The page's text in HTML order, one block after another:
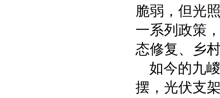
脆弱，但光
一系列政策
态修复、乡
如今的九
摆，光伏支